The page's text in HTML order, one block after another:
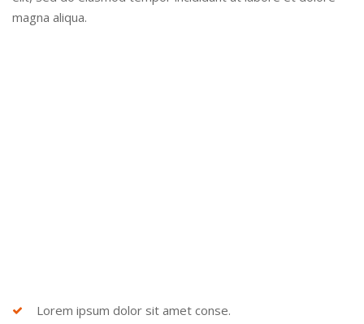
magna aliqua.
Lorem ipsum dolor sit amet conse.